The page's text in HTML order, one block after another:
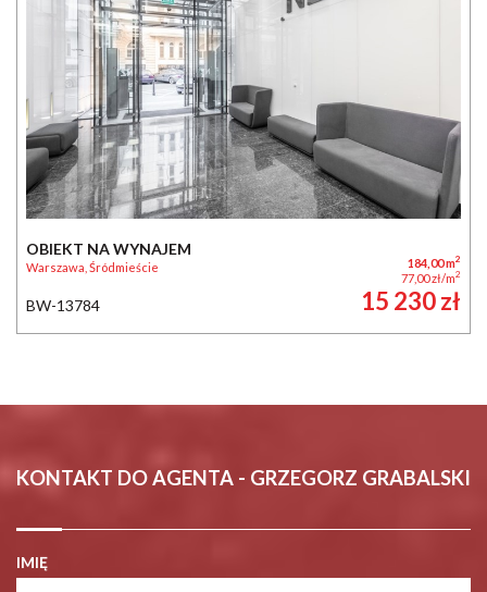
OBIEKT NA WYNAJEM
Warszawa, Śródmieście 184,00 m2
77,00 zł/m2
BW-13784 15 230 zł
KONTAKT DO AGENTA - GRZEGORZ GRABALSKI
IMIĘ